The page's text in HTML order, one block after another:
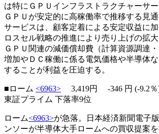
は特にＧＰＵインフラストラクチャーサ
ＧＰＵが安定的に高稼働率で推移する見
サービスは、顧客定着による安定収益に
ロスセル戦略の推進により売り上げの拡大
ＧＰＵ関連の減価償却費（計算資源調達
増加やＤＣ稼働に係る電気価格や半導体
することが利益を圧迫する。
■ローム <6963> 3,419円 -346 円 (-
東証プライム 下落率9位
ローム<6963>が急落。日本経済新聞電子
ンソーが半導体大手ロームへの買収提案